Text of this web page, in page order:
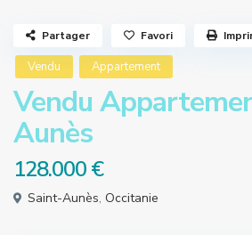
Vendu Appartement
Vendu
Aunès
128.000 €
Saint-Aunès, Occitanie
Partager Favori